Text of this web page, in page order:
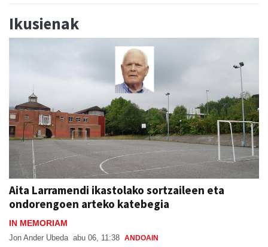
Ikusienak
Aita Larramendi ikastolako sortzaileen eta
ondorengoen arteko katebegia
IN MEMORIAM
Jon Ander Ubeda abu 06, 11:38 ANDOAIN